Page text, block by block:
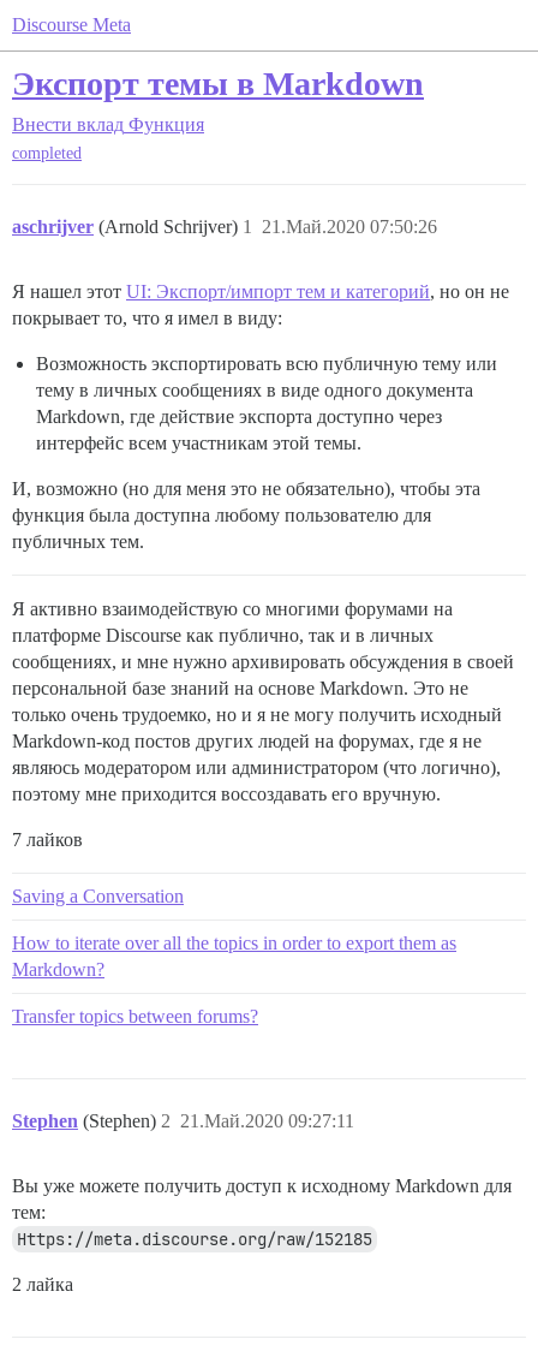
Discourse Meta
Экспорт темы в Markdown
Внести вклад Функция
completed
aschrijver (Arnold Schrijver) 21.Май.2020 07:50:26
1
Я нашел этот UI: Экспорт/импорт тем и категорий, но он не
покрывает то, что я имел в виду:
Возможность экспортировать всю публичную тему или
тему в личных сообщениях в виде одного документа
Markdown, где действие экспорта доступно через
интерфейс всем участникам этой темы.
И, возможно (но для меня это не обязательно), чтобы эта
функция была доступна любому пользователю для
публичных тем.
Я активно взаимодействую со многими форумами на
платформе Discourse как публично, так и в личных
сообщениях, и мне нужно архивировать обсуждения в своей
персональной базе знаний на основе Markdown. Это не
только очень трудоемко, но и я не могу получить исходный
Markdown-код постов других людей на форумах, где я не
являюсь модератором или администратором (что логично),
поэтому мне приходится воссоздавать его вручную.
7 лайков
Saving a Conversation
How to iterate over all the topics in order to export them as
Markdown?
Transfer topics between forums?
Stephen (Stephen) 21.Май.2020 09:27:11
2
Вы уже можете получить доступ к исходному Markdown для
тем:
Https://meta.discourse.org/raw/152185
2 лайка